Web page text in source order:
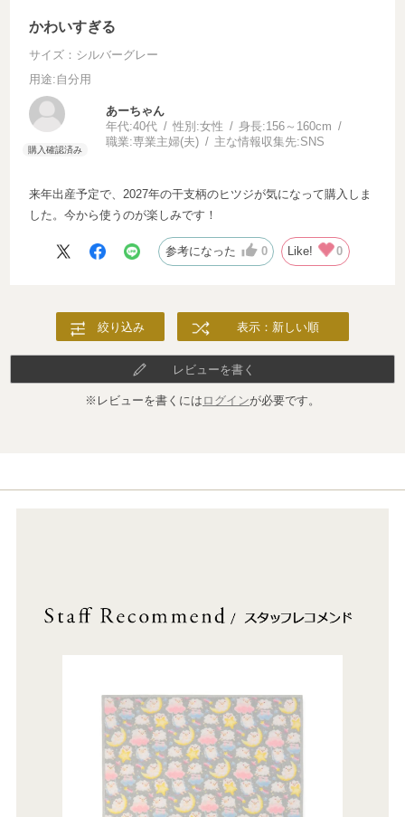
かわいすぎる
サイズ：シルバーグレー
用途:自分用
あーちゃん
年代:40代 性別:女性 身長:156～160cm
職業:専業主婦(夫) 主な情報収集先:SNS
来年出産予定で、2027年の干支柄のヒツジが気になって購入しま
した。今から使うのが楽しみです！
参考になった 0 Like! 0
絞り込み 表示：新しい順
レビューを書く
※レビューを書くには ログインが必要です。